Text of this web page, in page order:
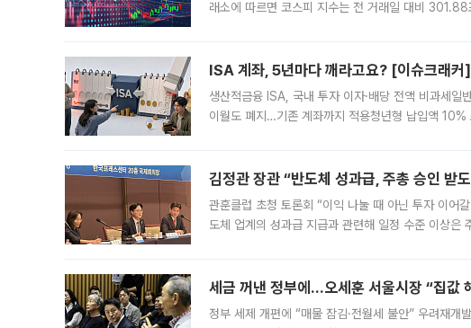
래소에 따르면 코스피 지수는 전 거래일 대비
ISA 계좌, 5년마다 깨라고요? [이슈크래커]
생산적금융 ISA, 국내 투자 이자·배당 전액 비과세
이월도 폐지…기존 계좌까지 적용청년형 납입액
김정관 장관 “반도체 성과급, 주총 승인 받
관훈클럽 초청 토론회 “이익 나눌 때 아닌 투자 이어
도체 업계의 성과급 지급과 관련해 일정 수준 이상은
세금 꺼낸 정부에…오세훈 서울시장 “집값
정부 세제 개편에 “매물 잠김·전월세 불안” 우려재개